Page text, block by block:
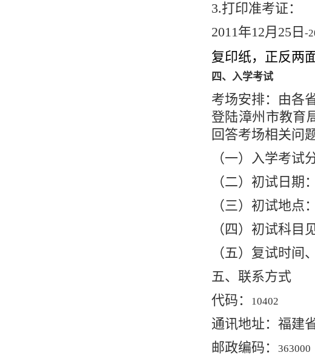
3.打印准考证：
2011年12月25日 -
复印纸，正反两
四、入学考试
考场安排：由各
登陆漳州市教育
回答考场相关问题
（一）入学考试
（二）初试日期
（三）初试地点
（四）初试科目
（五）复试时间
五、联系方式
代码：
10402
通讯地址：福建
邮政编码：
363000